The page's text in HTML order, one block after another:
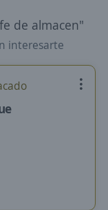
de almacen"
interesarte